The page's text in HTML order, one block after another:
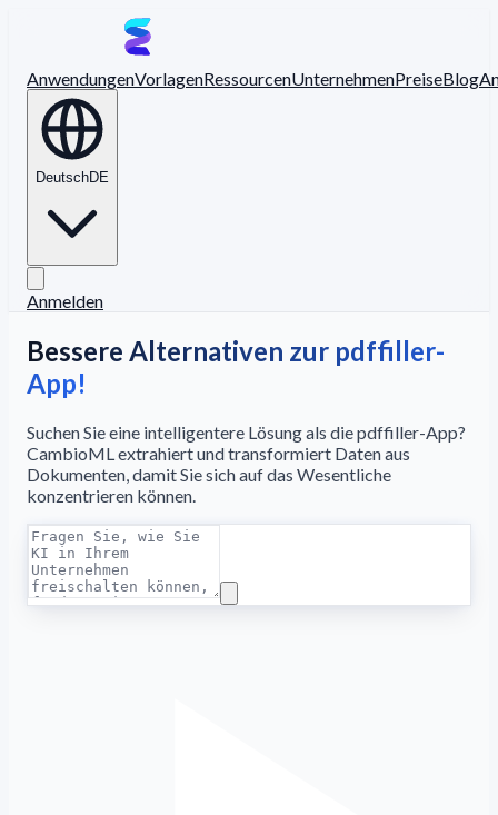
AnwendungenVorlagenRessourcenUnternehmenPreiseBlog
DeutschDE
Anmelden
Bessere Alternativen zur pdffiller-
App!
Suchen Sie eine intelligentere Lösung als die pdffiller-App?
CambioML extrahiert und transformiert Daten aus
Dokumenten, damit Sie sich auf das Wesentliche
konzentrieren können.